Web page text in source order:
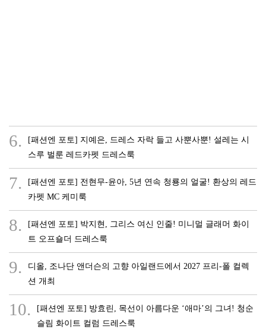
6.
[패션엔 포토] 지예은, 드레스 자락 들고 사뿐사뿐! 설레는 시
스루 벌룬 레드카펫 드레스룩
7.
[패션엔 포토] 전현무-윤아, 5년 연속 청룡의 얼굴! 환상의 레드
카펫 MC 케미룩
8.
[패션엔 포토] 박지현, 그리스 여신 인줄! 미니멀 글래머 화이
트 오프숄더 드레스룩
9.
디올, 조나단 앤더슨의 고향 아일랜드에서 2027 프리-폴 컬렉
션 개최
10.
[패션엔 포토] 방효린, 목선이 아름다운 ‘애마’의 그녀! 청순
슬림 화이트 컬럼 드레스룩